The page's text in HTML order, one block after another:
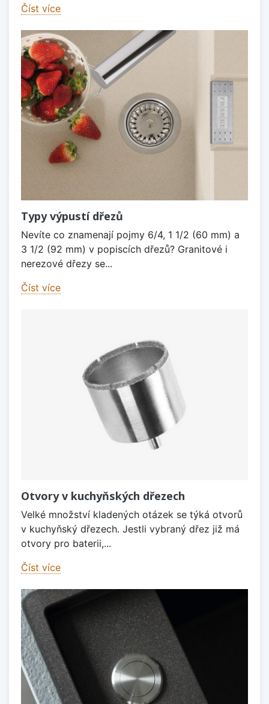
Číst více
Typy výpustí dřezů
Nevíte co znamenají pojmy 6/4, 1 1/2 (60 mm) a
3 1/2 (92 mm) v popiscích dřezů? Granitové i
nerezové dřezy se...
Číst více
Otvory v kuchyňských dřezech
Velké množství kladených otázek se týká otvorů
v kuchyňský dřezech. Jestli vybraný dřez již má
otvory pro baterii,...
Číst více